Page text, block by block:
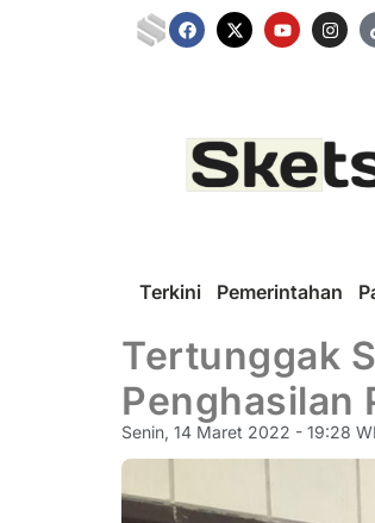
Terkini Pemerintahan
Tertunggak
Penghasilan
Senin, 14 Maret 2022 - 19:28